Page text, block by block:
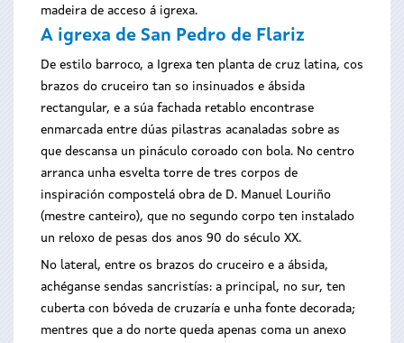
madeira de acceso á igrexa.
A igrexa de San Pedro de Flariz
De estilo barroco, a Igrexa ten planta de cruz latina, cos
brazos do cruceiro tan so insinuados e ábsida
rectangular, e a súa fachada retablo encontrase
enmarcada entre dúas pilastras acanaladas sobre as
que descansa un pináculo coroado con bola. No centro
arranca unha esvelta torre de tres corpos de
inspiración compostelá obra de D. Manuel Louriño
(mestre canteiro), que no segundo corpo ten instalado
un reloxo de pesas dos anos 90 do século XX.
No lateral, entre os brazos do cruceiro e a ábsida,
achéganse sendas sancristías: a principal, no sur, ten
cuberta con bóveda de cruzaría e unha fonte decorada;
mentres que a do norte queda apenas coma un anexo